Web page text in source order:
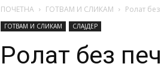
ПОЧЕТНА ГОТВАМ И СЛИКАМ Ролат
ГОТВАМ И СЛИКАМ СЛАЈДЕР
Ролат без